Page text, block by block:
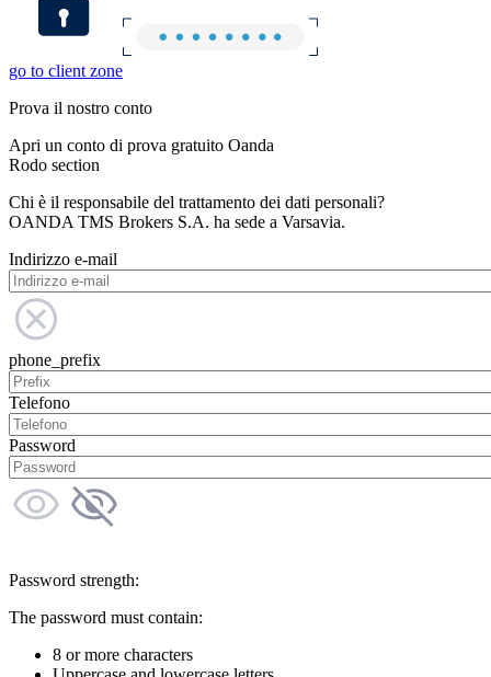
go to client zone
Prova il nostro conto
Apri un conto di prova gratuito Oanda
Rodo section
Chi è il responsabile del trattamento dei dati personali?
OANDA TMS Brokers S.A. ha sede a Varsavia.
Indirizzo e-mail
phone_prefix
Telefono
Password
Password strength:
The password must contain:
8 or more characters